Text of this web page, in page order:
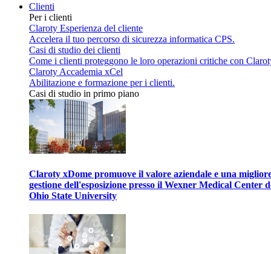
Clienti
Per i clienti
Claroty Esperienza del cliente
Accelera il tuo percorso di sicurezza informatica CPS.
Casi di studio dei clienti
Come i clienti proteggono le loro operazioni critiche con
Claroty Accademia xCel
Abilitazione e formazione per i clienti.
Casi di studio in primo piano
Claroty xDome promuove il valore aziendale e una
gestione dell'esposizione presso il Wexner Medical Center
Ohio State University